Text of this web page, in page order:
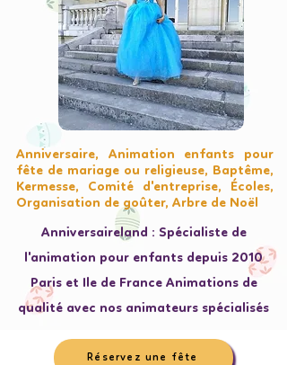
Anniversaire, Animation enfants pour
fête de mariage ou religieuse, Baptême,
Kermesse, Comité d'entreprise, Écoles,
Organisation de goûter, Arbre de Noël
Anniversaireland : Spécialiste de
l'animation pour enfants depuis 2010
Paris et Ile de France Animations de
qualité avec nos animateurs spécialisés
Réservez une fête